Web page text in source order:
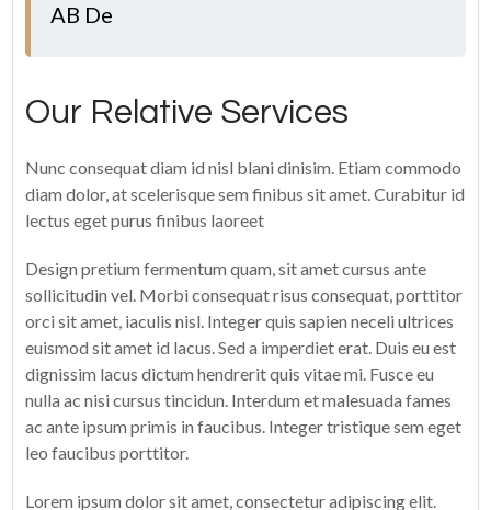
AB De
Our Relative Services
Nunc consequat diam id nisl blani dinisim. Etiam commodo
diam dolor, at scelerisque sem finibus sit amet. Curabitur id
lectus eget purus finibus laoreet
Design pretium fermentum quam, sit amet cursus ante
sollicitudin vel. Morbi consequat risus consequat, porttitor
orci sit amet, iaculis nisl. Integer quis sapien neceli ultrices
euismod sit amet id lacus. Sed a imperdiet erat. Duis eu est
dignissim lacus dictum hendrerit quis vitae mi. Fusce eu
nulla ac nisi cursus tincidun. Interdum et malesuada fames
ac ante ipsum primis in faucibus. Integer tristique sem eget
leo faucibus porttitor.
Lorem ipsum dolor sit amet, consectetur adipiscing elit.